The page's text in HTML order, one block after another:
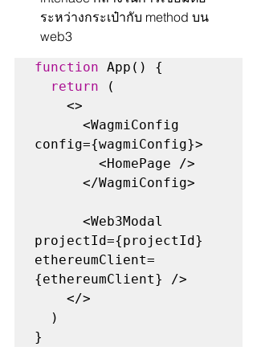
ระหว่างกระเป๋ากับ method บน
web3
function App() {
return (
config={wagmiConfig}>
projectId={projectId}
ethereumClient=
{ethereumClient} />
}